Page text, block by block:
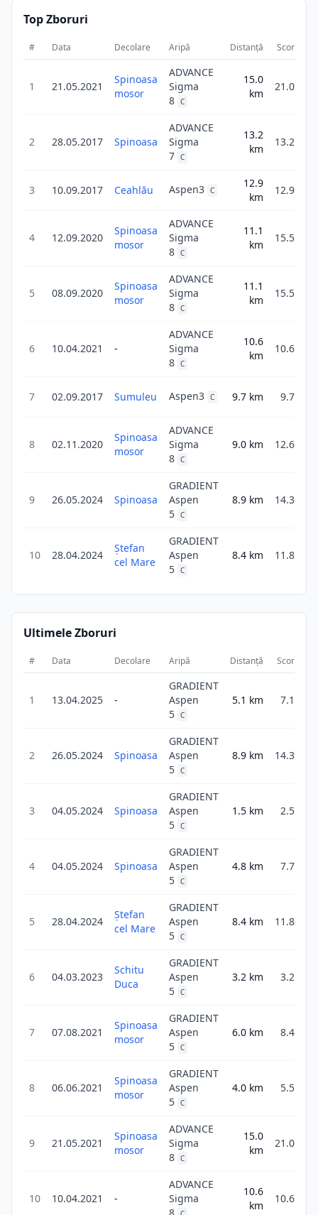
Top Zboruri
# Data Decolare Aripă Distanță Scor
1 21.05.2021
Spinoasa
mosor
ADVANCE
Sigma
8 C
15.0
km
21.0
2 28.05.2017 Spinoasa
ADVANCE
Sigma
7 C
13.2
km
13.2
3 10.09.2017 Ceahlău Aspen3 C
12.9
km
12.9
4 12.09.2020
Spinoasa
mosor
ADVANCE
Sigma
8 C
11.1
km
15.5
5 08.09.2020
Spinoasa
mosor
ADVANCE
Sigma
8 C
11.1
km
15.5
6 10.04.2021 -
ADVANCE
Sigma
8 C
10.6
km
10.6
7 02.09.2017 Sumuleu Aspen3 C 9.7 km 9.7
8 02.11.2020
Spinoasa
mosor
ADVANCE
Sigma
8 C
9.0 km 12.6
9 26.05.2024 Spinoasa
GRADIENT
Aspen
5 C
8.9 km 14.3
10 28.04.2024
Ștefan
cel Mare
GRADIENT
Aspen
5 C
8.4 km 11.8
Ultimele Zboruri
# Data Decolare Aripă Distanță Scor
1 13.04.2025 -
GRADIENT
Aspen
5 C
5.1 km 7.1
2 26.05.2024 Spinoasa
GRADIENT
Aspen
5 C
8.9 km 14.3
3 04.05.2024 Spinoasa
GRADIENT
Aspen
5 C
1.5 km 2.5
4 04.05.2024 Spinoasa
GRADIENT
Aspen
5 C
4.8 km 7.7
5 28.04.2024
Ștefan
cel Mare
GRADIENT
Aspen
5 C
8.4 km 11.8
6 04.03.2023
Schitu
Duca
GRADIENT
Aspen
5 C
3.2 km 3.2
7 07.08.2021
Spinoasa
mosor
GRADIENT
Aspen
5 C
6.0 km 8.4
8 06.06.2021
Spinoasa
mosor
GRADIENT
Aspen
5 C
4.0 km 5.5
9 21.05.2021
Spinoasa
mosor
ADVANCE
Sigma
8 C
15.0
km
21.0
10 10.04.2021 -
ADVANCE
Sigma
10.6
km
10.6